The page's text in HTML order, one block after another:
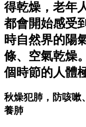
得乾燥，老年
都會開始感受
時自然界的陽
條、空氣乾燥
個時節的人體
秋燥犯肺，防咳嗽
養肺